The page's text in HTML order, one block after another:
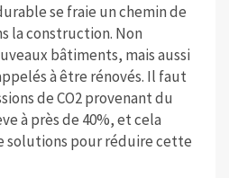
se fraie un chemin de
la construction. Non
bâtiments, mais aussi
à être rénovés. Il faut
de CO2 provenant du
à près de 40%, et cela
solutions pour réduire cette